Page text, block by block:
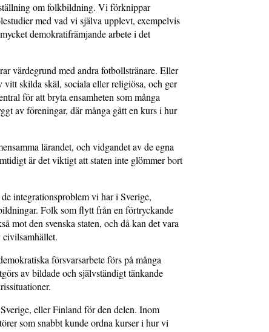
om folkbildning. Vi förknippar
med vad vi själva upplevt, exempelvis
demokratifrämjande arbete i det
värdegrund med andra fotbollstränare. Eller
skilda skäl, sociala eller religiösa, och ger
för att bryta ensamheten som många
av föreningar, där många gått en kurs i hur
lärandet, och vidgandet av de egna
är det viktigt att staten inte glömmer bort
integrationsproblem vi har i Sverige,
Folk som flytt från en förtryckande
mot den svenska staten, och då kan det vara
civilsamhället.
försvarsarbete förs på många
av bildade och självständigt tänkande
eller Finland för den delen. Inom
som snabbt kunde ordna kurser i hur vi